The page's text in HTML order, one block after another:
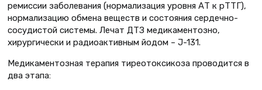
ремиссии заболевания (нормализация уровня АТ к рТТГ),
нормализацию обмена веществ и состояния сердечно-
сосудистой системы. Лечат ДТЗ медикаментозно,
хирургически и радиоактивным йодом – J-131.
Медикаментозная терапия тиреотоксикоза проводится в
два этапа: